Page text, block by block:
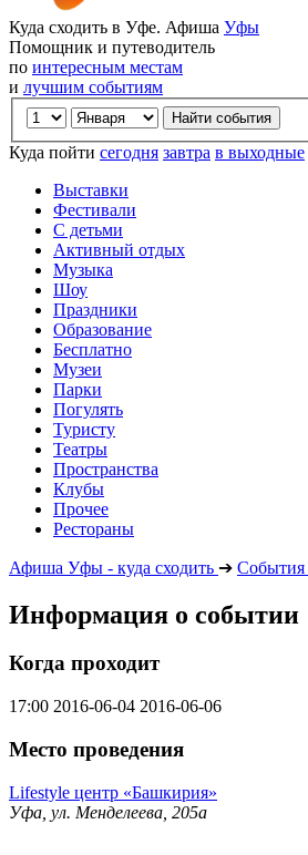
Куда сходить в Уфе. Афиша Уфы
Помощник и путеводитель
по интересным местам
и лучшим событиям
Куда пойти сегодня завтра в выходные
Выставки
Фестивали
С детьми
Активный отдых
Музыка
Шоу
Праздники
Образование
Бесплатно
Музеи
Парки
Погулять
Туристу
Театры
Пространства
Клубы
Прочее
Рестораны
Афиша Уфы - куда сходить ➔ События
Информация о событии
Когда проходит
17:00 2016-06-04 2016-06-06
Место проведения
Lifestyle центр «Башкирия»
Уфа, ул. Менделеева, 205а